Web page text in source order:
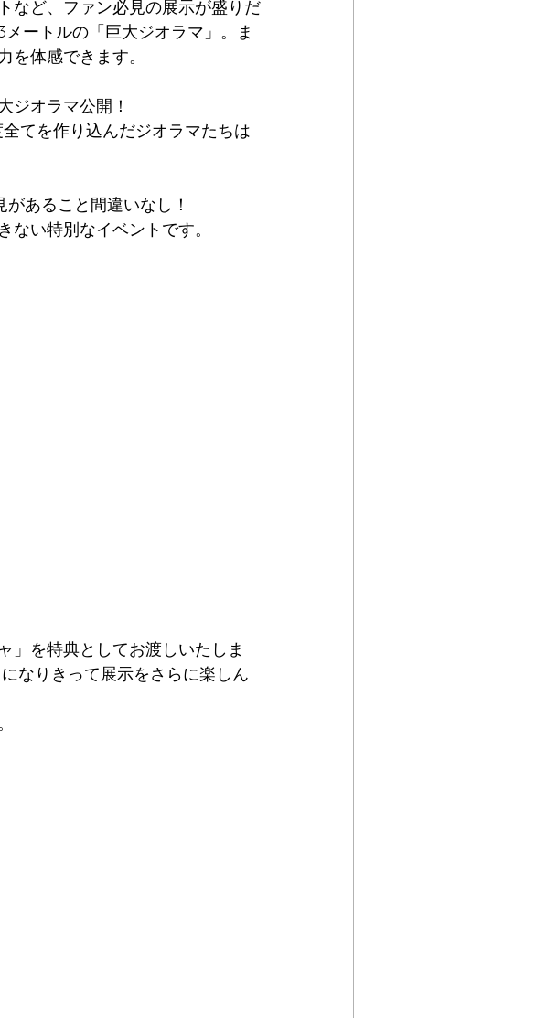
など、ファン必見の展示が盛りだ
ートルの「巨大ジオラマ」。ま
を体感できます。
ジオラマ公開！
てを作り込んだジオラマたちは
あること間違いなし！
ない特別なイベントです。
」を特典としてお渡しいたしま
なりきって展示をさらに楽しん